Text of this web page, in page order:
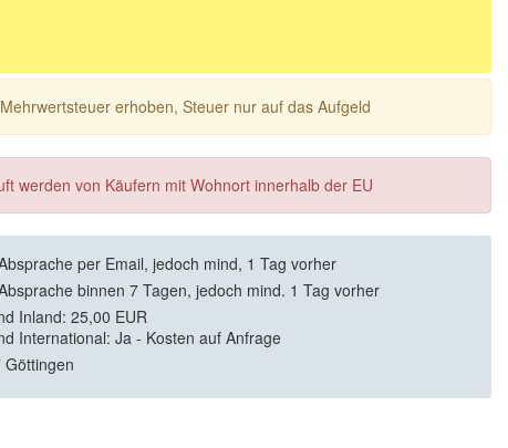
erhoben, Steuer nur auf das Aufgeld
werden von Käufern mit Wohnort innerhalb der EU
per Email, jedoch mind, 1 Tag vorher
binnen 7 Tagen, jedoch mind. 1 Tag vorher
Inland: 25,00 EUR
International: Ja - Kosten auf Anfrage
Göttingen